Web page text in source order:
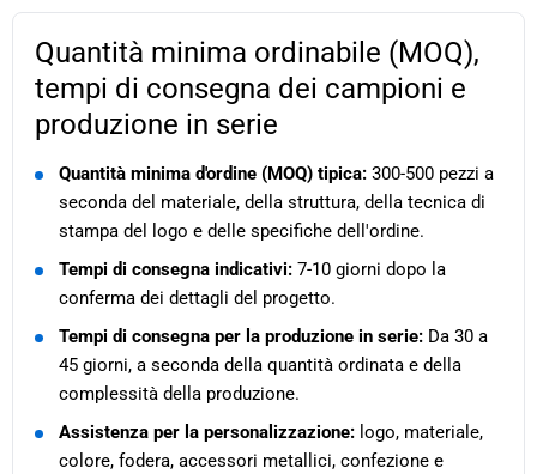
Quantità minima ordinabile (MOQ),
tempi di consegna dei campioni e
produzione in serie
Quantità minima d'ordine (MOQ) tipica: 300-500 pezzi a
seconda del materiale, della struttura, della tecnica di
stampa del logo e delle specifiche dell'ordine.
Tempi di consegna indicativi: 7-10 giorni dopo la
conferma dei dettagli del progetto.
Tempi di consegna per la produzione in serie: Da 30 a
45 giorni, a seconda della quantità ordinata e della
complessità della produzione.
Assistenza per la personalizzazione: logo, materiale,
colore, fodera, accessori metallici, confezione e